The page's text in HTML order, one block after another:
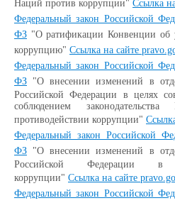
Наций против коррупции" Ссылка
Федеральный закон Российской
ФЗ "О ратификации Конвенции об
коррупцию" Ссылка на сайте
Федеральный закон Российской
ФЗ "О внесении изменений в
Российской Федерации в целях
соблюдением
противодействии коррупции"
Федеральный закон Российской
ФЗ "О внесении изменений в
Российской Федерации в
коррупции" Ссылка на сайте
Федеральный закон Российской